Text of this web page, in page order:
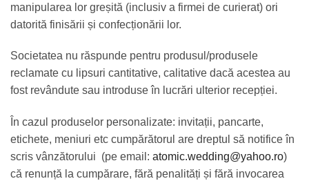
manipularea lor greșită (inclusiv a firmei de curierat) ori
datorită finisării și confecționării lor.
Societatea nu răspunde pentru produsul/produsele
reclamate cu lipsuri cantitative, calitative dacă acestea au
fost revândute sau introduse în lucrări ulterior recepției.
În cazul produselor personalizate: invitații, pancarte,
etichete, meniuri etc cumpărătorul are dreptul să notifice în
scris vânzătorului (pe email: atomic.wedding@yahoo.ro)
că renunță la cumpărare, fără penalități și fără invocarea